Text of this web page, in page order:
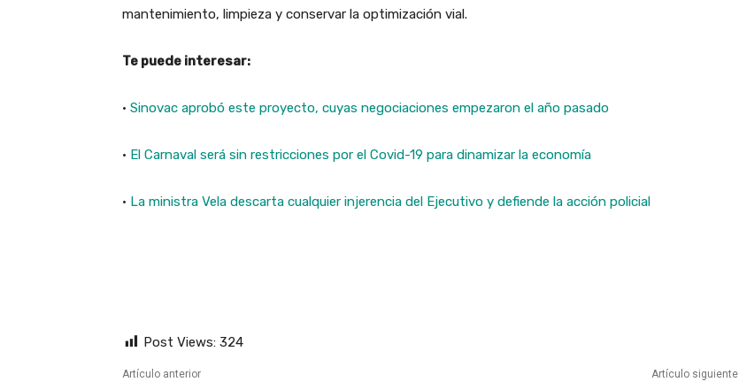
mantenimiento, limpieza y conservar la optimización vial.
Te puede interesar:
· Sinovac aprobó este proyecto, cuyas negociaciones empezaron el año pasado
· El Carnaval será sin restricciones por el Covid-19 para dinamizar la economía
· La ministra Vela descarta cualquier injerencia del Ejecutivo y defiende la acción policial
Post Views: 324
Artículo anterior Artículo siguiente